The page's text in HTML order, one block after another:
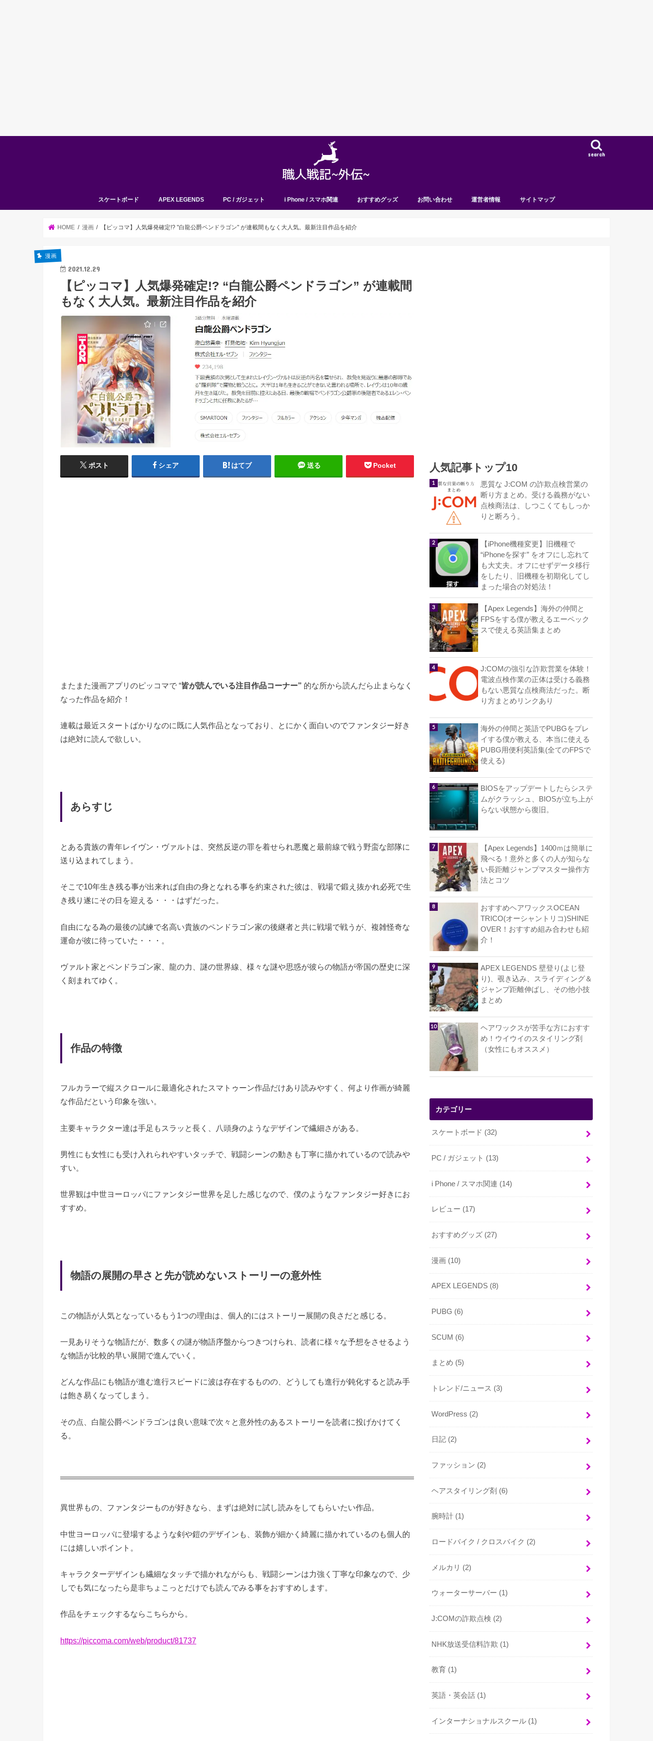
search
スケートボード APEX LEGENDS PC / ガジェット i Phone / スマホ関連 おすすめグッズ お問い合わせ 運営者情報 サイトマップ
HOME 漫画 【ピッコマ】人気爆発確定!? "白龍公爵ペンドラゴン" が連載間もなく大人気。最新注目作品を紹介
漫画
2021.12.29
【ピッコマ】人気爆発確定!? “白龍公爵ペンドラゴン” が連載間
もなく大人気。最新注目作品を紹介
ポスト シェア はてブ 送る Pocket
またまた漫画アプリのピッコマで “皆が読んでいる注目作品コーナー” 的な所から読んだら止まらなく
なった作品を紹介！
連載は最近スタートばかりなのに既に人気作品となっており、とにかく面白いのでファンタジー好き
は絶対に読んで欲しい。
あらすじ
とある貴族の青年レイヴン・ヴァルトは、突然反逆の罪を着せられ悪魔と最前線で戦う野蛮な部隊に
送り込まれてしまう。
そこで10年生き残る事が出来れば自由の身となれる事を約束された彼は、戦場で鍛え抜かれ必死で生
き残り遂にその日を迎える・・・はずだった。
自由になる為の最後の試練で名高い貴族のペンドラゴン家の後継者と共に戦場で戦うが、複雑怪奇な
運命が彼に待っていた・・・。
ヴァルト家とペンドラゴン家、龍の力、謎の世界線、様々な謎や思惑が彼らの物語が帝国の歴史に深
く刻まれてゆく。
作品の特徴
フルカラーで縦スクロールに最適化されたスマトゥーン作品だけあり読みやすく、何より作画が綺麗
な作品だという印象を強い。
主要キャラクター達は手足もスラッと長く、八頭身のようなデザインで繊細さがある。
男性にも女性にも受け入れられやすいタッチで、戦闘シーンの動きも丁寧に描かれているので読みや
すい。
世界観は中世ヨーロッパにファンタジー世界を足した感じなので、僕のようなファンタジー好きにお
すすめ。
物語の展開の早さと先が読めないストーリーの意外性
この物語が人気となっているもう1つの理由は、個人的にはストーリー展開の良さだと感じる。
一見ありそうな物語だが、数多くの謎が物語序盤からつきつけられ、読者に様々な予想をさせるよう
な物語が比較的早い展開で進んでいく。
どんな作品にも物語が進む進行スピードに波は存在するものの、どうしても進行が鈍化すると読み手
は飽き易くなってしまう。
その点、白龍公爵ペンドラゴンは良い意味で次々と意外性のあるストーリーを読者に投げかけてく
る。
異世界もの、ファンタジーものが好きなら、まずは絶対に試し読みをしてもらいたい作品。
中世ヨーロッパに登場するような剣や鎧のデザインも、装飾が細かく綺麗に描かれているのも個人的
には嬉しいポイント。
キャラクターデザインも繊細なタッチで描かれながらも、戦闘シーンは力強く丁寧な印象なので、少
しでも気になったら是非ちょこっとだけでも読んでみる事をおすすめします。
作品をチェックするならこちらから。
https://piccoma.com/web/product/81737
人気記事トップ10
悪質な J:COM の詐欺点検営業の
断り方まとめ。受ける義務がない
点検商法は、しつこくてもしっか
りと断ろう。
【iPhone機種変更】旧機種で
“iPhoneを探す” をオフにし忘れて
も大丈夫。オフにせずデータ移行
をしたり、旧機種を初期化してし
まった場合の対処法！
【Apex Legends】海外の仲間と
FPSをする僕が教えるエーペック
スで使える英語集まとめ
J:COMの強引な詐欺営業を体験！
電波点検作業の正体は受ける義務
もない悪質な点検商法だった。断
り方まとめリンクあり
海外の仲間と英語でPUBGをプレ
イする僕が教える、本当に使える
PUBG用便利英語集(全てのFPSで
使える)
BIOSをアップデートしたらシステ
ムがクラッシュ、BIOSが立ち上が
らない状態から復旧。
【Apex Legends】1400ｍは簡単に
飛べる！意外と多くの人が知らな
い長距離ジャンプマスター操作方
法とコツ
おすすめヘアワックスOCEAN
TRICO(オーシャントリコ)SHINE
OVER！おすすめ組み合わせも紹
介！
APEX LEGENDS 壁登り(よじ登
り)、覗き込み、スライディング＆
ジャンプ距離伸ばし、その他小技
まとめ
ヘアワックスが苦手な方におすす
め！ウイウイのスタイリング剤
（女性にもオススメ）
カテゴリー
スケートボード (32)
PC / ガジェット (13)
i Phone / スマホ関連 (14)
レビュー (17)
おすすめグッズ (27)
漫画 (10)
APEX LEGENDS (8)
PUBG (6)
SCUM (6)
まとめ (5)
トレンド/ニュース (3)
WordPress (2)
日記 (2)
ファッション (2)
ヘアスタイリング剤 (6)
腕時計 (1)
ロードバイク / クロスバイク (2)
メルカリ (2)
ウォーターサーバー (1)
J:COMの詐欺点検 (2)
NHK放送受信料詐欺 (1)
教育 (1)
英語・英会話 (1)
インターナショナルスクール (1)